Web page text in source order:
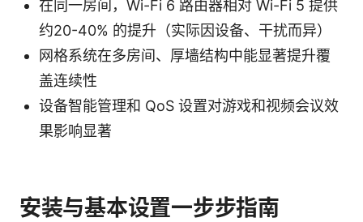
在同一房间，Wi-Fi 6 路由器相对 Wi-Fi 5 提供
约20-40% 的提升（实际因设备、干扰而异）
网格系统在多房间、厚墙结构中能显著提升覆
盖连续性
设备智能管理和 QoS 设置对游戏和视频会议效
果影响显著
安装与基本设置一步步指南